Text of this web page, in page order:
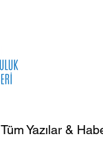
Tüm Yazılar &